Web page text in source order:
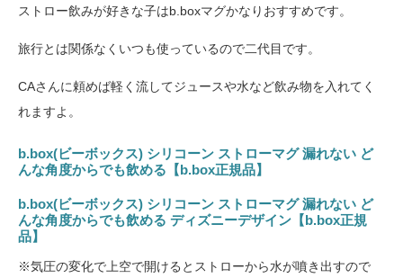
ストロー飲みが好きな子はb.boxマグかなりおすすめです。
旅行とは関係なくいつも使っているので二代目です。
CAさんに頼めば軽く流してジュースや水など飲み物を入れてく
れますよ。
b.box(ビーボックス) シリコーン ストローマグ 漏れない ど
んな角度からでも飲める【b.box正規品】
b.box(ビーボックス) シリコーン ストローマグ 漏れない ど
んな角度からでも飲める ディズニーデザイン【b.box正規
品】
※気圧の変化で上空で開けるとストローから水が噴き出すので